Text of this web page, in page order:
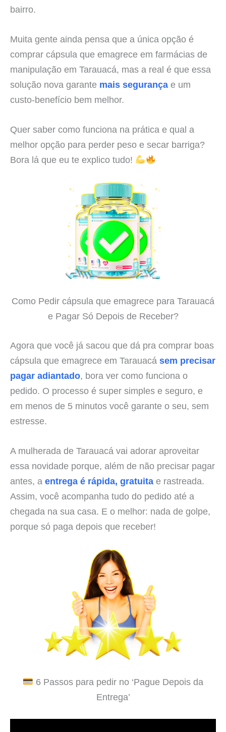
bairro.
Muita gente ainda pensa que a única opção é
comprar cápsula que emagrece em farmácias de
manipulação em Tarauacá, mas a real é que essa
solução nova garante mais segurança e um
custo-benefício bem melhor.
Quer saber como funciona na prática e qual a
melhor opção para perder peso e secar barriga?
Bora lá que eu te explico tudo!
Como Pedir cápsula que emagrece para Tarauacá
e Pagar Só Depois de Receber?
Agora que você já sacou que dá pra comprar boas
cápsula que emagrece em Tarauacá sem precisar
pagar adiantado, bora ver como funciona o
pedido. O processo é super simples e seguro, e
em menos de 5 minutos você garante o seu, sem
estresse.
A mulherada de Tarauacá vai adorar aproveitar
essa novidade porque, além de não precisar pagar
antes, a entrega é rápida, gratuita e rastreada.
Assim, você acompanha tudo do pedido até a
chegada na sua casa. E o melhor: nada de golpe,
porque só paga depois que receber!
6 Passos para pedir no ‘Pague Depois da
Entrega’